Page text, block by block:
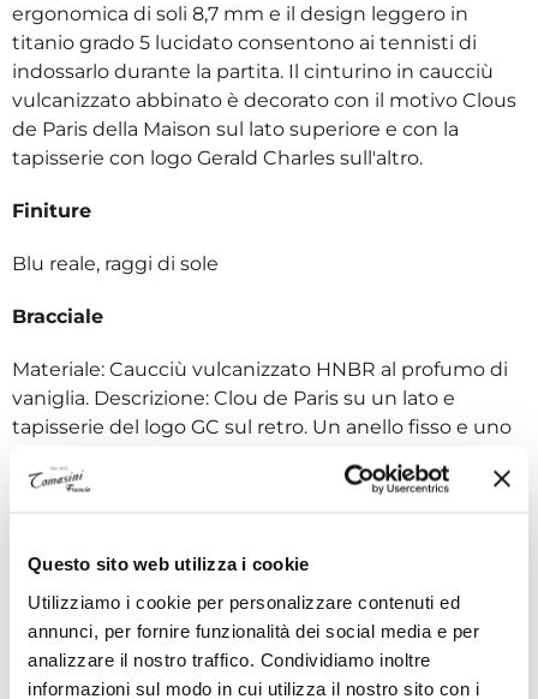
Questo sito web utilizza i cookie
Utilizziamo i cookie per personalizzare contenuti ed
annunci, per fornire funzionalità dei social media e per
analizzare il nostro traffico. Condividiamo inoltre
informazioni sul modo in cui utilizza il nostro sito con i
ergonomica di soli 8,7 mm e il design leggero in
titanio grado 5 lucidato consentono ai tennisti di
indossarlo durante la partita. Il cinturino in caucciù
vulcanizzato abbinato è decorato con il motivo Clous
de Paris della Maison sul lato superiore e con la
tapisserie con logo Gerald Charles sull'altro.
Finiture
Blu reale, raggi di sole
Bracciale
Materiale: Caucciù vulcanizzato HNBR al profumo di
vaniglia. Descrizione: Clou de Paris su un lato e
tapisserie del logo GC sul retro. Un anello fisso e uno
Colore: Blu reale. Lunghezza totale: S: 175 mm, M: 190
Dettaglio del quadrante
Indici: A forma di “bastone” applicato e numeri arabi 3,